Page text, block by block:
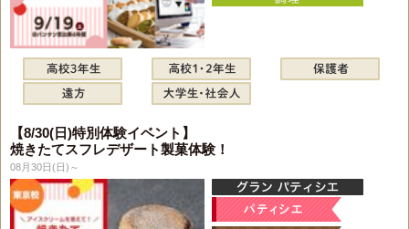
【8/30(日)特別体験イベント】
焼きたてスフレデザート製菓体験！
08月30日(日)～